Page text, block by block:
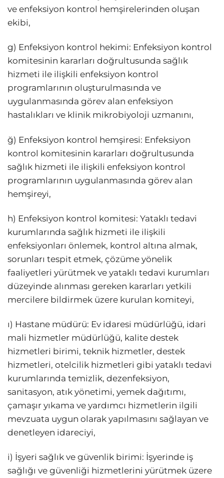
ve enfeksiyon kontrol hemşirelerinden oluşan
ekibi,
g) Enfeksiyon kontrol hekimi: Enfeksiyon kontrol
komitesinin kararları doğrultusunda sağlık
hizmeti ile ilişkili enfeksiyon kontrol
programlarının oluşturulmasında ve
uygulanmasında görev alan enfeksiyon
hastalıkları ve klinik mikrobiyoloji uzmanını,
ğ) Enfeksiyon kontrol hemşiresi: Enfeksiyon
kontrol komitesinin kararları doğrultusunda
sağlık hizmeti ile ilişkili enfeksiyon kontrol
programlarının uygulanmasında görev alan
hemşireyi,
h) Enfeksiyon kontrol komitesi: Yataklı tedavi
kurumlarında sağlık hizmeti ile ilişkili
enfeksiyonları önlemek, kontrol altına almak,
sorunları tespit etmek, çözüme yönelik
faaliyetleri yürütmek ve yataklı tedavi kurumları
düzeyinde alınması gereken kararları yetkili
mercilere bildirmek üzere kurulan komiteyi,
ı) Hastane müdürü: Ev idaresi müdürlüğü, idari
mali hizmetler müdürlüğü, kalite destek
hizmetleri birimi, teknik hizmetler, destek
hizmetleri, otelcilik hizmetleri gibi yataklı tedavi
kurumlarında temizlik, dezenfeksiyon,
sanitasyon, atık yönetimi, yemek dağıtımı,
çamaşır yıkama ve yardımcı hizmetlerin ilgili
mevzuata uygun olarak yapılmasını sağlayan ve
denetleyen idareciyi,
i) İşyeri sağlık ve güvenlik birimi: İşyerinde iş
sağlığı ve güvenliği hizmetlerini yürütmek üzere